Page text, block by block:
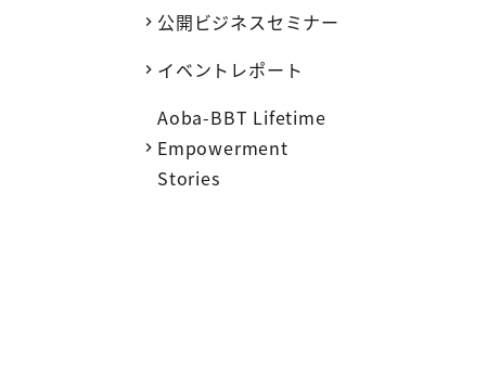
公開ビジネスセミナー
イベントレポート
Aoba-BBT Lifetime
Empowerment
Stories